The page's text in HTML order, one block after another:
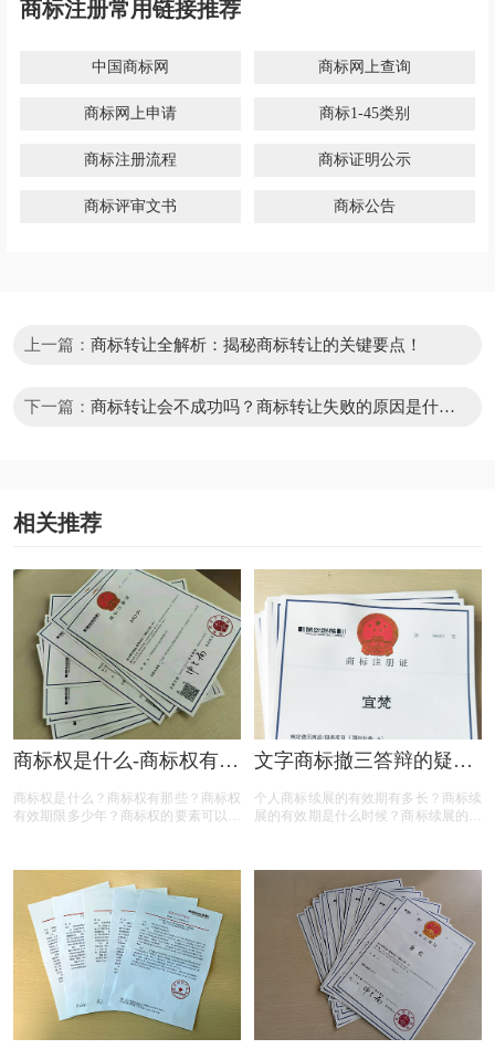
商标注册常用链接推荐
中国商标网 商标网上查询
商标网上申请 商标1-45类别
商标注册流程 商标证明公示
商标评审文书 商标公告
上一篇： 商标转让全解析：揭秘商标转让的关键要点！
下一篇： 商标转让会不成功吗？商标转让失败的原因是什
相关推荐
商标权是什么-商标权有哪
商标权是什么？商标权有那些？商标权
有效期限多少年？商标权的要素可以有
望对各位商标注册老板有帮助
文字商标撤三答辩的疑问
个人商标续展的有效期有多长？商标续
展的有效期是什么时候？商标续展的费
么？商标续展的类型有哪些？商标续展
有什么种类？什么情况下需要进行商标
续展？商标续展的目的是什么？